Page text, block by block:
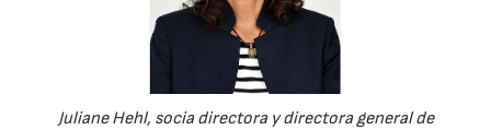
Juliane Hehl, socia directora y directora general de